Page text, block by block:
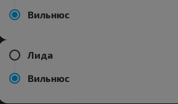
Вильнюс
Лида
Вильнюс